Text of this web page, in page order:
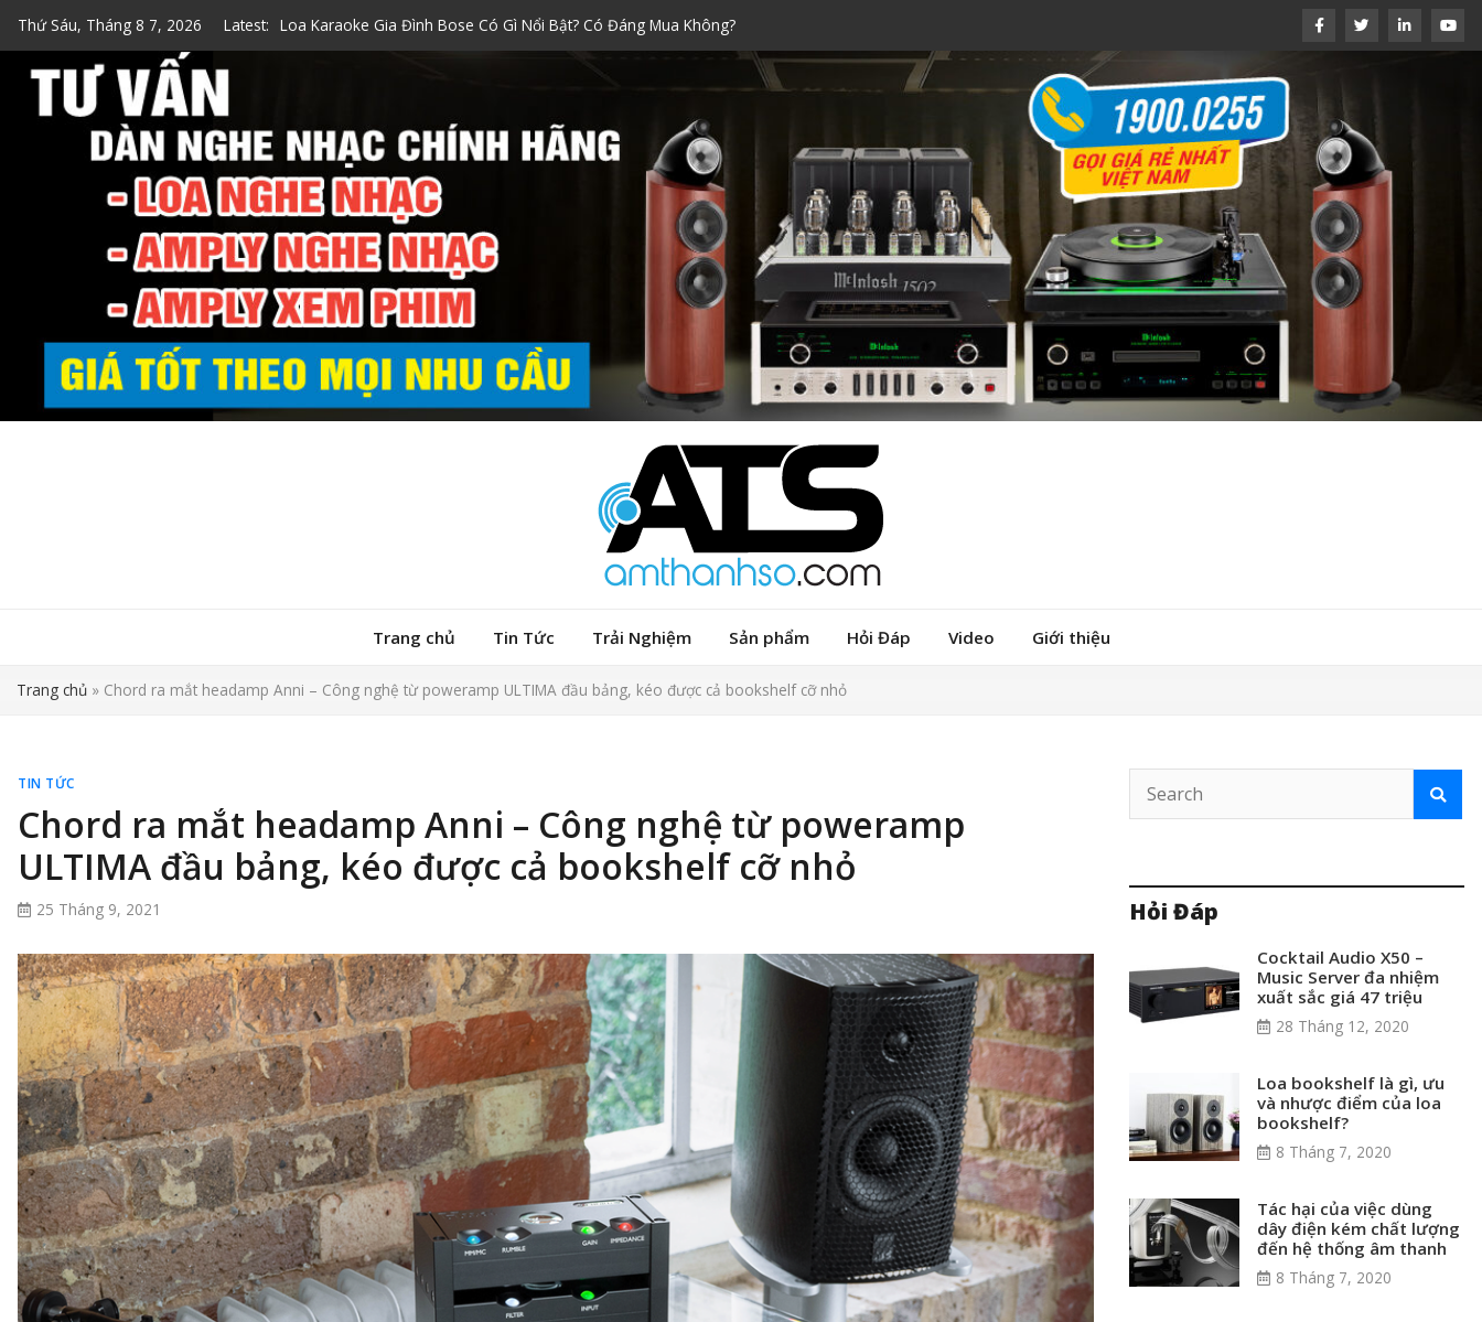
content
Thứ Sáu, Tháng 8 7, 2026 Latest: Top 7 Loa Karaoke Gia Đình Xách Tay Được Ưa Chuộng Nhất!
Top 5 Loa Bose Bluetooth Karaoke đáng mua nhất dịp Tết
Loa Hát Karaoke Gia Đình Mini Nào Tốt? Kinh Nghiệm Chọn
Loa Karaoke Gia Đình Bose Có Gì Nổi Bật? Có Đáng Mua Không?
Trang chủ Tin Tức Trải Nghiệm Sản phẩm Hỏi Đáp Video Giới thiệu
Trang chủ » Chord ra mắt headamp Anni – Công nghệ từ poweramp ULTIMA đầu bảng, kéo được cả bookshelf cỡ nhỏ
TIN TỨC
Chord ra mắt headamp Anni – Công nghệ từ poweramp
ULTIMA đầu bảng, kéo được cả bookshelf cỡ nhỏ
25 Tháng 9, 2021 Hỏi Đáp
Cocktail Audio X50 –
Music Server đa nhiệm
xuất sắc giá 47 triệu
28 Tháng 12, 2020
Loa bookshelf là gì, ưu
và nhược điểm của loa
bookshelf?
8 Tháng 7, 2020
Tác hại của việc dùng
dây điện kém chất lượng
đến hệ thống âm thanh
8 Tháng 7, 2020